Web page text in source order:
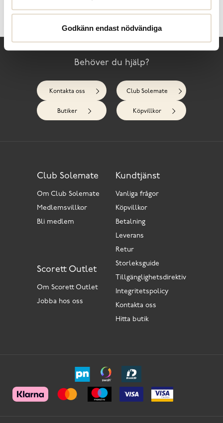
Godkänn endast nödvändiga
Behöver du hjälp?
Kontakta oss Club Solemate
Butiker Köpvillkor
Kundtjänst
Vanliga frågor
Köpvillkor
Betalning
Leverans
Retur
Storleksguide
Tillgänglighetsdirektiv
Integritetspolicy
Kontakta oss
Hitta butik
Scorett Outlet
Om Scorett Outlet
Jobba hos oss
Club Solemate
Om Club Solemate
Medlemsvillkor
Bli medlem